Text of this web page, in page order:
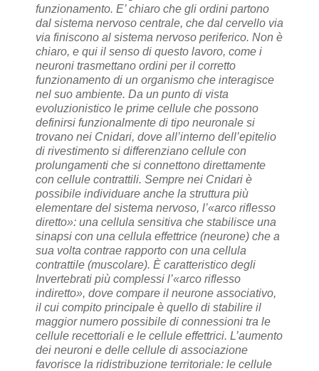
funzionamento. E’ chiaro che gli ordini partono
dal sistema nervoso centrale, che dal cervello via
via finiscono al sistema nervoso periferico. Non è
chiaro, e qui il senso di questo lavoro, come i
neuroni trasmettano ordini per il corretto
funzionamento di un organismo che interagisce
nel suo ambiente. Da un punto di vista
evoluzionistico le prime cellule che possono
definirsi funzionalmente di tipo neuronale si
trovano nei Cnidari, dove all’interno dell’epitelio
di rivestimento si differenziano cellule con
prolungamenti che si connettono direttamente
con cellule contrattili. Sempre nei Cnidari è
possibile individuare anche la struttura più
elementare del sistema nervoso, l’«arco riflesso
diretto»: una cellula sensitiva che stabilisce una
sinapsi con una cellula effettrice (neurone) che a
sua volta contrae rapporto con una cellula
contrattile (muscolare). È caratteristico degli
Invertebrati più complessi l’«arco riflesso
indiretto», dove compare il neurone associativo,
il cui compito principale è quello di stabilire il
maggior numero possibile di connessioni tra le
cellule recettoriali e le cellule effettrici. L’aumento
dei neuroni e delle cellule di associazione
favorisce la ridistribuzione territoriale: le cellule